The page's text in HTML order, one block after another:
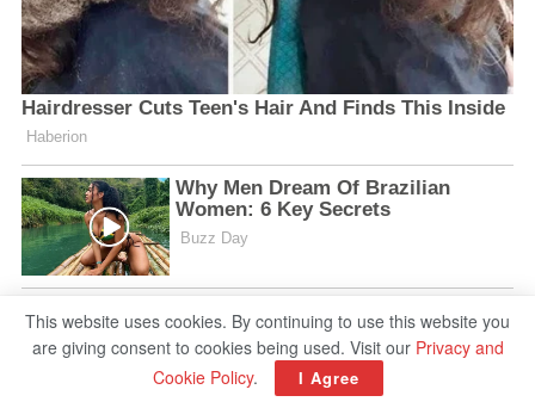
This website uses cookies. By continuing to use this website you
are giving consent to cookies being used. Visit our Privacy and
Cookie Policy. I Agree